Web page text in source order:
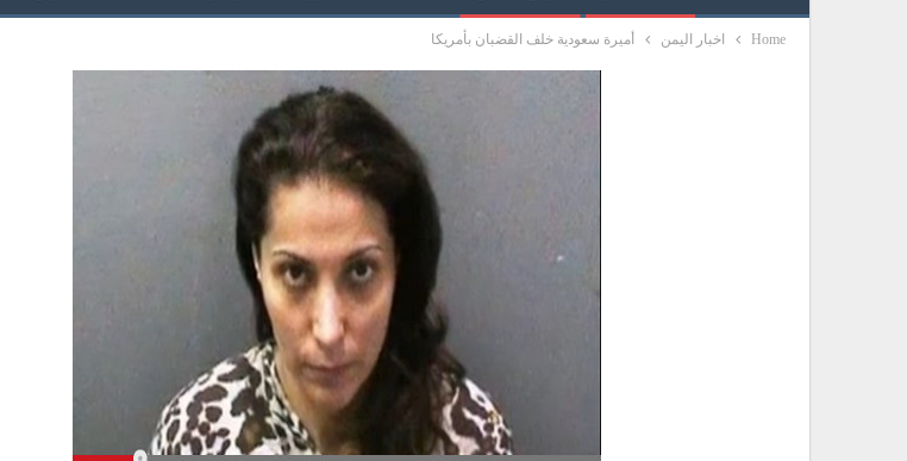
Home اخبار اليمن أميرة سعودية خلف القضبان بأمريكا